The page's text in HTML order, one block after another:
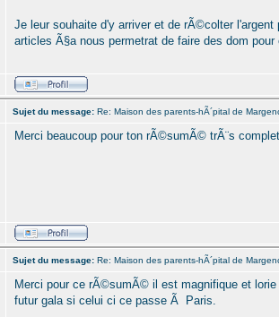
Je leur souhaite d'y arriver et de rÃ©colter
articles Ã§a nous permetrat de faire des dom
Sujet du message: Re: Maison des parents-hÃ´pital de
Merci beaucoup pour ton rÃ©sumÃ© trÃ¨s complet
Sujet du message: Re: Maison des parents-hÃ´pital de
Merci pour ce rÃ©sumÃ© il est magnifique et
futur gala si celui ci ce passe Ã Paris.